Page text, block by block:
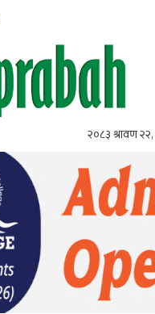
२०८३ श्रावण २२,